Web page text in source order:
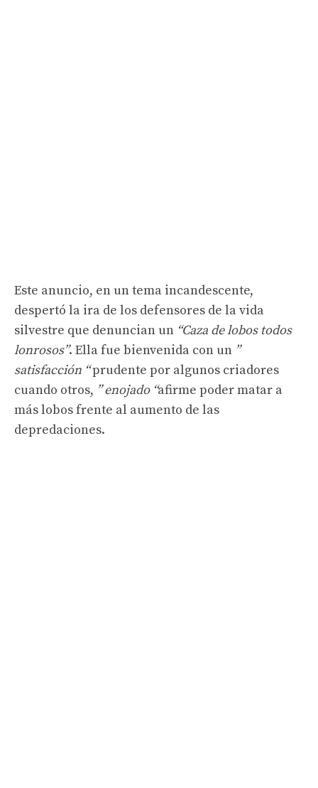
Este anuncio, en un tema incandescente,
despertó la ira de los defensores de la vida
silvestre que denuncian un “Caza de lobos todos
lonrosos”. Ella fue bienvenida con un ”
satisfacción “prudente por algunos criadores
cuando otros, ” enojado “afirme poder matar a
más lobos frente al aumento de las
depredaciones.